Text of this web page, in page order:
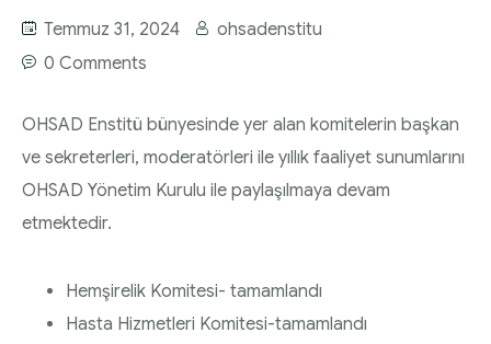
Sunum Dosyası
HEMŞİRELİK YÖNETİM KOMİTESİ | 2020 Faaliyet
Raporu
HEMŞİRELİK YÖNETİM KOMİTESİ | 2021 Faaliyet
Raporu
Temmuz 31, 2024
ohsadenstitu
0 Comments
OHSAD Enstitü bünyesinde yer alan komitelerin başkan
ve sekreterleri, moderatörleri ile yıllık faaliyet sunumlarını
OHSAD Yönetim Kurulu ile paylaşılmaya devam
etmektedir.
Hemşirelik Komitesi- tamamlandı
Hasta Hizmetleri Komitesi-tamamlandı